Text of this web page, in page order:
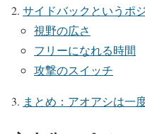
サイドバックというポ
視野の広さ
フリーになれる時間
攻撃のスイッチ
まとめ：アオアシは一